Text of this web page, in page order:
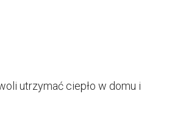
utrzymać ciepło w domu i